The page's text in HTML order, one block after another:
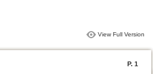
View Full Version
P. 1